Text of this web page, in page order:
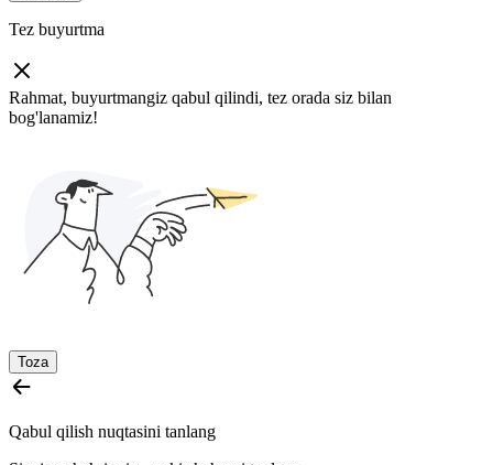
Tez buyurtma
Rahmat, buyurtmangiz qabul qilindi, tez orada siz bilan
bog'lanamiz!
Toza
Qabul qilish nuqtasini tanlang